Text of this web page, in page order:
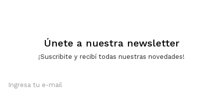
Únete a nuestra newsletter
¡Suscribite y recibí todas nuestras novedades!